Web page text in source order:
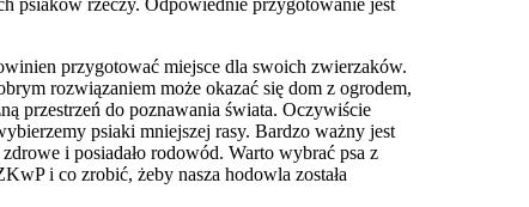
psiaków rzeczy. Odpowiednie przygotowanie jest
przygotować miejsce dla swoich zwierzaków.
rozwiązaniem może okazać się dom z ogrodem,
przestrzeń do poznawania świata. Oczywiście
psiaki mniejszej rasy. Bardzo ważny jest
i posiadało rodowód. Warto wybrać psa z
i co zrobić, żeby nasza hodowla została